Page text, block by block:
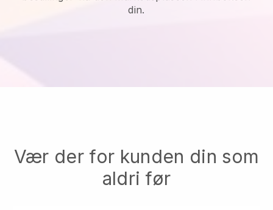
din.
Vær der for kunden din som
aldri før